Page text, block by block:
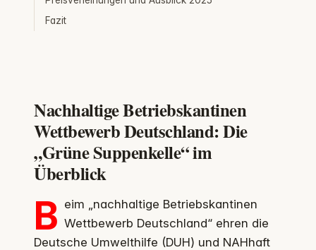
Fazit
Nachhaltige Betriebskantinen
Wettbewerb Deutschland: Die
„Grüne Suppenkelle“ im
Überblick
B eim „nachhaltige Betriebskantinen
Wettbewerb Deutschland“ ehren die
Deutsche Umwelthilfe (DUH) und NAHhaft